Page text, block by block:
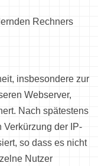
Rechners
insbesondere zur
Webserver,
Nach spätestens
Verkürzung der IP-
so dass es nicht
Nutzer